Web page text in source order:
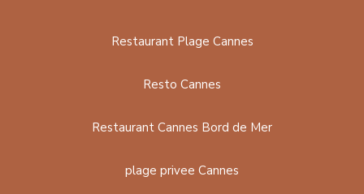
Restaurant Plage Cannes
Resto Cannes
Restaurant Cannes Bord de Mer
plage privee Cannes